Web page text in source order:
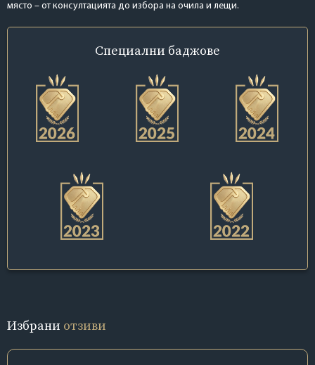
място – от консултацията до избора на очила и лещи.
Специални баджове
Избрани отзиви